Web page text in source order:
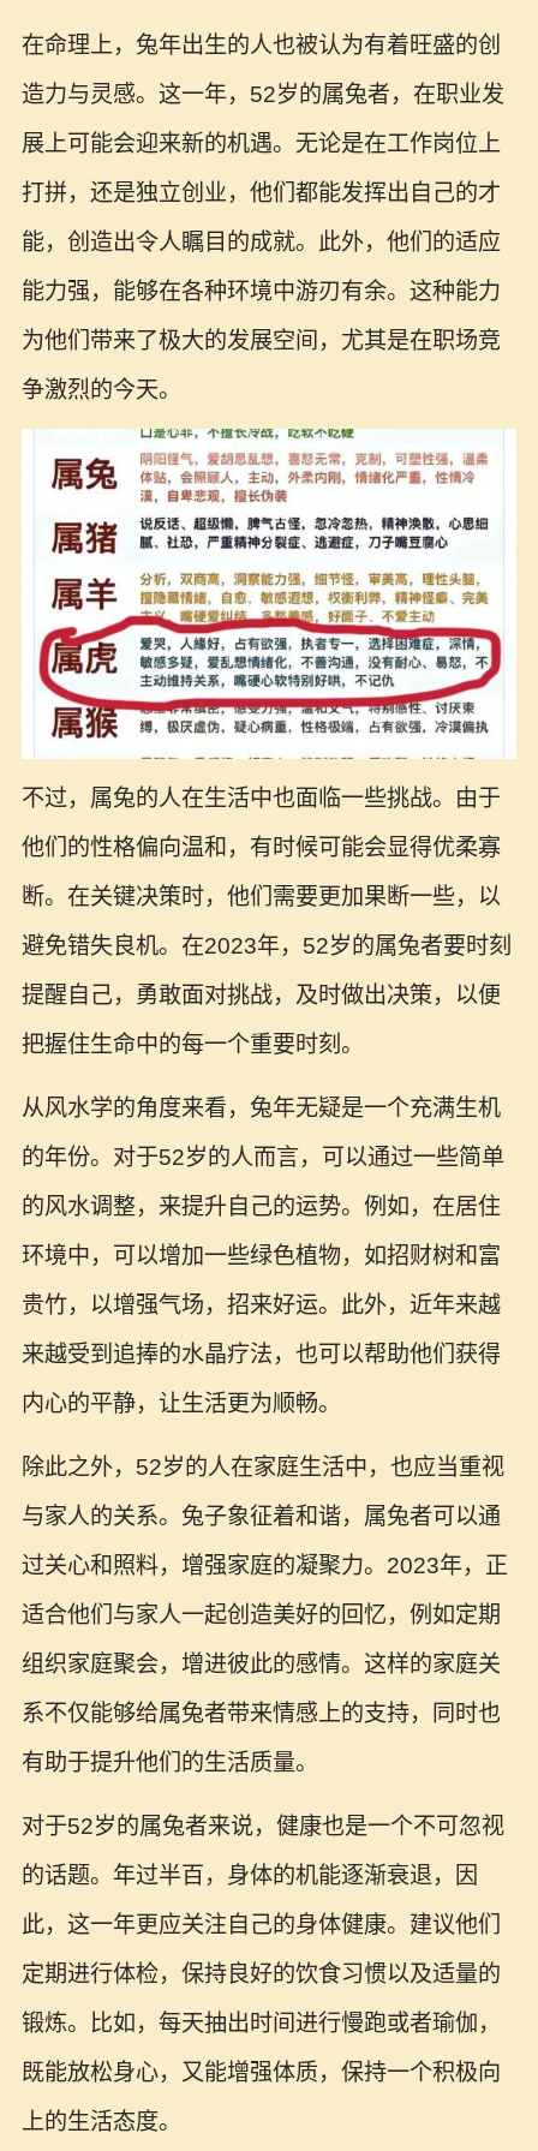
在命理上，兔年出生的人也被认为有着旺盛的创
造力与灵感。这一年，52岁的属兔者，在职业发
展上可能会迎来新的机遇。无论是在工作岗位上
打拼，还是独立创业，他们都能发挥出自己的才
能，创造出令人瞩目的成就。此外，他们的适应
能力强，能够在各种环境中游刃有余。这种能力
为他们带来了极大的发展空间，尤其是在职场竞
争激烈的今天。
不过，属兔的人在生活中也面临一些挑战。由于
他们的性格偏向温和，有时候可能会显得优柔寡
断。在关键决策时，他们需要更加果断一些，以
避免错失良机。在2023年，52岁的属兔者要时刻
提醒自己，勇敢面对挑战，及时做出决策，以便
把握住生命中的每一个重要时刻。
从风水学的角度来看，兔年无疑是一个充满生机
的年份。对于52岁的人而言，可以通过一些简单
的风水调整，来提升自己的运势。例如，在居住
环境中，可以增加一些绿色植物，如招财树和富
贵竹，以增强气场，招来好运。此外，近年来越
来越受到追捧的水晶疗法，也可以帮助他们获得
内心的平静，让生活更为顺畅。
除此之外，52岁的人在家庭生活中，也应当重视
与家人的关系。兔子象征着和谐，属兔者可以通
过关心和照料，增强家庭的凝聚力。2023年，正
适合他们与家人一起创造美好的回忆，例如定期
组织家庭聚会，增进彼此的感情。这样的家庭关
系不仅能够给属兔者带来情感上的支持，同时也
有助于提升他们的生活质量。
对于52岁的属兔者来说，健康也是一个不可忽视
的话题。年过半百，身体的机能逐渐衰退，因
此，这一年更应关注自己的身体健康。建议他们
定期进行体检，保持良好的饮食习惯以及适量的
锻炼。比如，每天抽出时间进行慢跑或者瑜伽，
既能放松身心，又能增强体质，保持一个积极向
上的生活态度。